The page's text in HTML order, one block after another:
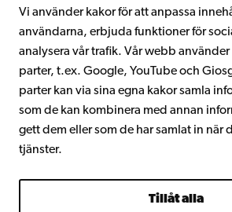
Vi använder kakor för att anpassa
användarna, erbjuda funktioner för
analysera vår trafik. Vår webb
parter, t.ex. Google, YouTube och
parter kan via sina egna kakor samla
som de kan kombinera med annan
gett dem eller som de har samlat in när
tjänster.
Tillåt alla
Facebook InstagramYouTube LinkedIn Blog Snapchat